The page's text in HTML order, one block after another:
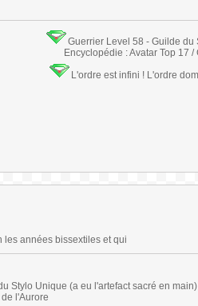
Guerrier Level 58 - Guilde
Encyclopédie : Avatar Top 17 /
L'ordre est infini ! L'ordre
les années bissextiles et qui
Stylo Unique (a eu l'artefact sacré en
l'Aurore